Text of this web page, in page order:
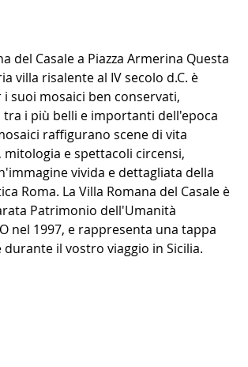
del Casale a Piazza Armerina Questa
villa risalente al IV secolo d.C. è
suoi mosaici ben conservati,
i più belli e importanti dell'epoca
raffigurano scene di vita
e spettacoli circensi,
vivida e dettagliata della
Roma. La Villa Romana del Casale è
Patrimonio dell'Umanità
nel 1997, e rappresenta una tappa
il vostro viaggio in Sicilia.